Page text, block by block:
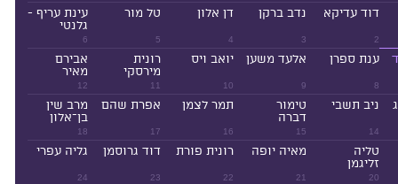
2
דוד עדיקא
3
נדב ברקן
4
דן אלון
5
טל מור
6
עינת עריף -
גלנטי
8
ענת ספרן
9
אלעד משען
10
יואב ויס
11
רונית
מירסקי
12
אבירם
מאיר
14
ניב תשבי
15
טימור
דברה
16
תמר לצמן
17
אפרת שהם
18
מרב שין
בן־אלון
20
טליה
זליגמן
21
מאיה יופה
22
רונית פורת
23
דוד גרוסמן
24
גליה עפרי